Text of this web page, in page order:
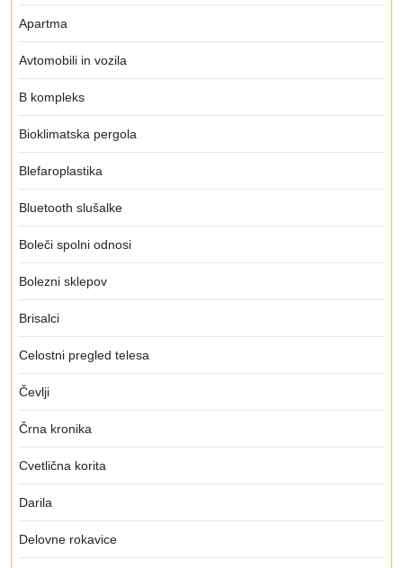
Apartma
Avtomobili in vozila
B kompleks
Bioklimatska pergola
Blefaroplastika
Bluetooth slušalke
Boleči spolni odnosi
Bolezni sklepov
Brisalci
Celostni pregled telesa
Čevlji
Črna kronika
Cvetlična korita
Darila
Delovne rokavice